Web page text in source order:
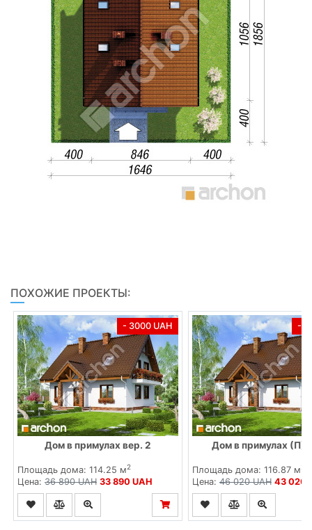
ПОХОЖИЕ ПРОЕКТЫ:
- 3000 UAH
Дом в примулах вер. 2
Площадь дома: 114.25 м2
Цена: 36 890 UAH 33 890 UAH
-
Дом в примулах (П)
Площадь дома: 116.87 м
Цена:46 020 UAH 43 020